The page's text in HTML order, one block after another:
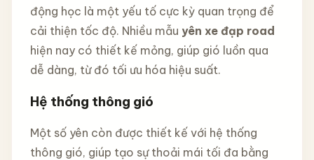
động học là một yếu tố cực kỳ quan trọng để
cải thiện tốc độ. Nhiều mẫu yên xe đạp road
hiện nay có thiết kế mỏng, giúp gió luồn qua
dễ dàng, từ đó tối ưu hóa hiệu suất.
Hệ thống thông gió
Một số yên còn được thiết kế với hệ thống
thông gió, giúp tạo sự thoải mái tối đa bằng